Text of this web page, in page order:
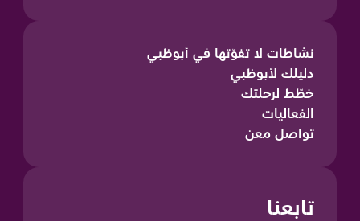
نشاطات لا تفوّتها في أبوظبي
دليلك لأبوظبي
خطّط لرحلتك
الفعاليات
تواصل معن
تابعنا